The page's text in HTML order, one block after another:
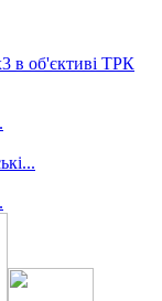
в об'єктиві ТРК